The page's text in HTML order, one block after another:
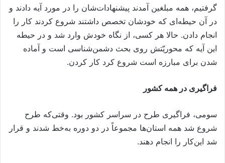
گرفتیم، همه مبلغین آمدند پیشنهادات‌شان را در مورد آیه دادند و
در آن حیطه‌ای که خودشان تخصص داشتند شروع کردند کار را
انجام دادن. حالا هر کسی، از نگاه خودش وارد شد و در حیطه
این آیه که محوریّتش روی بحث دشمن‌شناسی است و آماده
شدن برای مبارزه است شروع کرد کار کردن.
فراگیری در همه کشور
سومی، فراگیری طرح در سراسر کشور بود. وقتی‌که طرح
شروع شد همه استان‌ها مجموعاً در دو دوره به‌خط شدند و قرار
شد این‌کار را انجام دهند.